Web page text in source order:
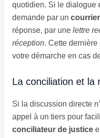
quotidien. Si le dialogue
demande par un
réponse, par une lettre
réception. Cette
votre démarche en cas
La conciliation et la
Si la discussion directe
appel à un tiers pour
conciliateur de justice